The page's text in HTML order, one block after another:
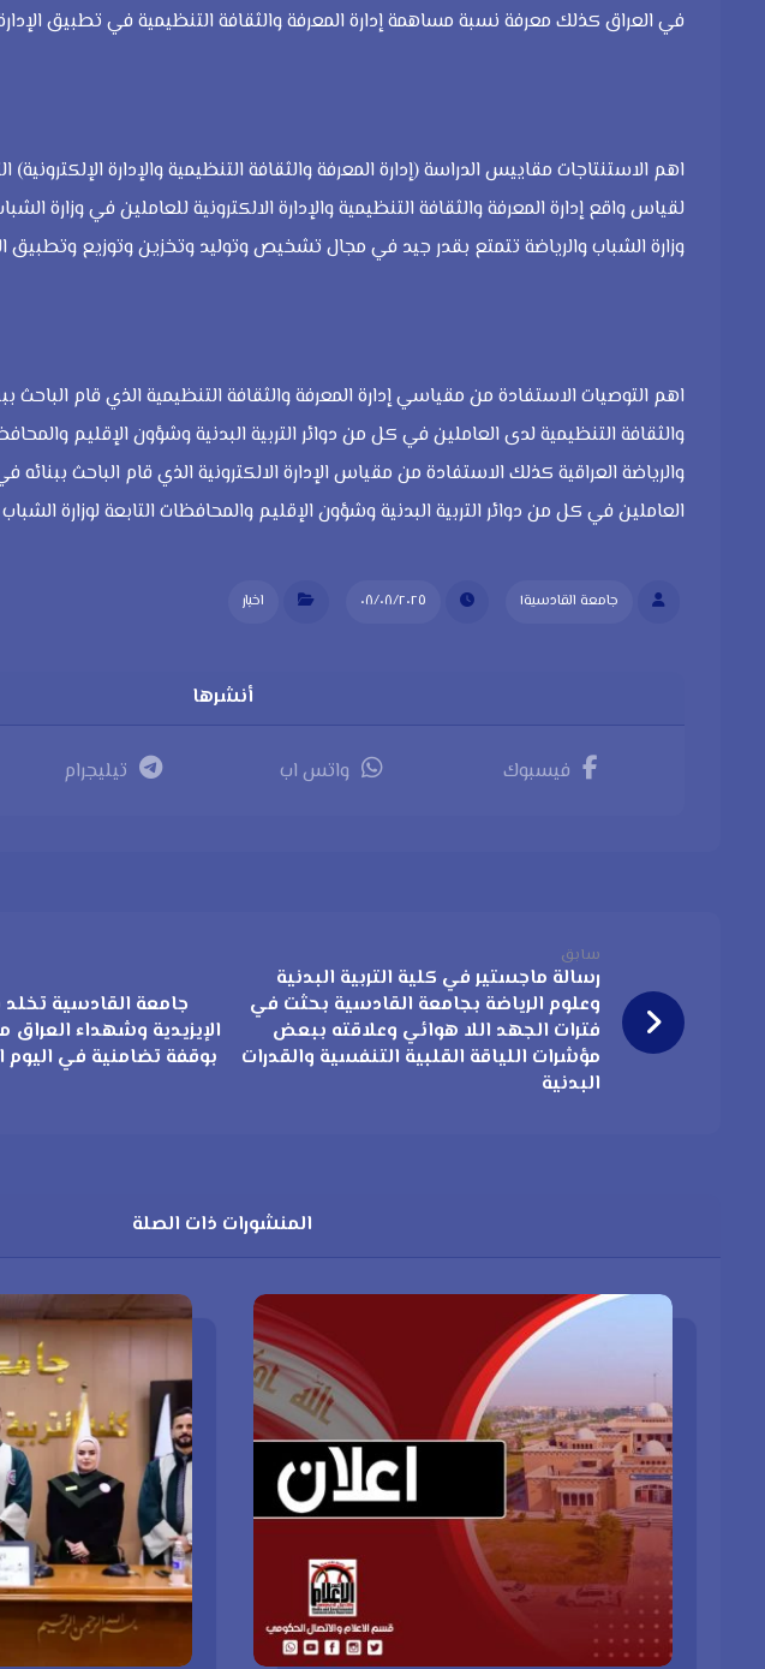
في العراق كذلك معرفة نسبة مساهمة إدارة المعرفة والثقافة التنظيمية في تطبيق الإدارة
اهم الاستنتاجات مقاييس الدراسة (إدارة المعرفة والثقافة التنظيمية والإدارة الإلكترونية)
لقياس واقع إدارة المعرفة والثقافة التنظيمية والإدارة الالكترونية للعاملين في وزارة
وزارة الشباب والرياضة تتمتع بقدر جيد في مجال تشخيص وتوليد وتخزين وتوزيع وتطبيق
اهم التوصيات الاستفادة من مقياسي إدارة المعرفة والثقافة التنظيمية الذي قام الباحث
والثقافة التنظيمية لدى العاملين في كل من دوائر التربية البدنية وشؤون الإقليم
والرياضة العراقية كذلك الاستفادة من مقياس الإدارة الالكترونية الذي قام الباحث ببنائه
العاملين في كل من دوائر التربية البدنية وشؤون الإقليم والمحافظات التابعة لوزارة الشباب
جامعة القادسية١ ٠٨/٠٨/٢٠٢٥ اخبار
فيسبوك واتس اب تيليجرام
سابق
رسالة ماجستير في كلية التربية البدنية
وعلوم الرياضة بجامعة القادسية بحثت في
فترات الجهد اللا هوائي وعلاقته ببعض
مؤشرات اللياقة القلبية التنفسية والقدرات
البدنية
جامعة القادسية تخلد
الإيزيدية وشهداء العراق
بوقفة تضامنية في اليوم
المنشورات ذات الصلة